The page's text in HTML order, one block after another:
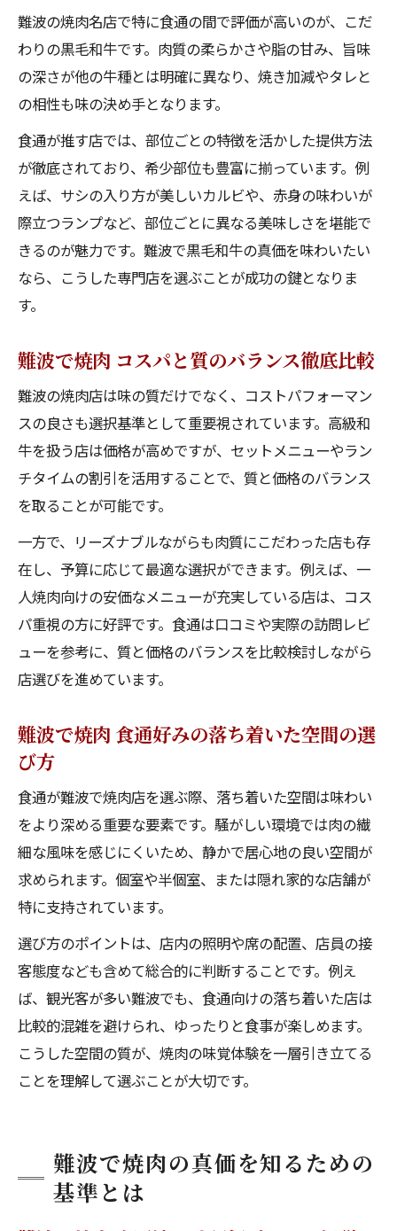
難波の焼肉名店で特に食通の間で評価が高いのが、こだ
わりの黒毛和牛です。肉質の柔らかさや脂の甘み、旨味
の深さが他の牛種とは明確に異なり、焼き加減やタレと
の相性も味の決め手となります。
食通が推す店では、部位ごとの特徴を活かした提供方法
が徹底されており、希少部位も豊富に揃っています。例
えば、サシの入り方が美しいカルビや、赤身の味わいが
際立つランプなど、部位ごとに異なる美味しさを堪能で
きるのが魅力です。難波で黒毛和牛の真価を味わいたい
なら、こうした専門店を選ぶことが成功の鍵となりま
す。
難波で焼肉 コスパと質のバランス徹底比較
難波の焼肉店は味の質だけでなく、コストパフォーマン
スの良さも選択基準として重要視されています。高級和
牛を扱う店は価格が高めですが、セットメニューやラン
チタイムの割引を活用することで、質と価格のバランス
を取ることが可能です。
一方で、リーズナブルながらも肉質にこだわった店も存
在し、予算に応じて最適な選択ができます。例えば、一
人焼肉向けの安価なメニューが充実している店は、コス
パ重視の方に好評です。食通は口コミや実際の訪問レビ
ューを参考に、質と価格のバランスを比較検討しながら
店選びを進めています。
難波で焼肉 食通好みの落ち着いた空間の選
び方
食通が難波で焼肉店を選ぶ際、落ち着いた空間は味わい
をより深める重要な要素です。騒がしい環境では肉の繊
細な風味を感じにくいため、静かで居心地の良い空間が
求められます。個室や半個室、または隠れ家的な店舗が
特に支持されています。
選び方のポイントは、店内の照明や席の配置、店員の接
客態度なども含めて総合的に判断することです。例え
ば、観光客が多い難波でも、食通向けの落ち着いた店は
比較的混雑を避けられ、ゆったりと食事が楽しめます。
こうした空間の質が、焼肉の味覚体験を一層引き立てる
ことを理解して選ぶことが大切です。
難波で焼肉の真価を知るための
基準とは